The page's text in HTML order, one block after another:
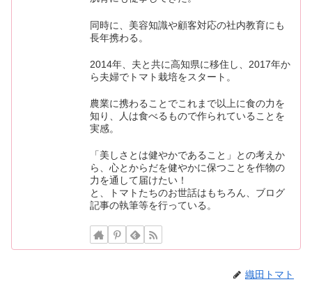
同時に、美容知識や顧客対応の社内教育にも
長年携わる。
2014年、夫と共に高知県に移住し、2017年か
ら夫婦でトマト栽培をスタート。
農業に携わることでこれまで以上に食の力を
知り、人は食べるもので作られていることを
実感。
「美しさとは健やかであること」との考えか
ら、心とからだを健やかに保つことを作物の
力を通して届けたい！
と、トマトたちのお世話はもちろん、ブログ
記事の執筆等を行っている。
織田トマト